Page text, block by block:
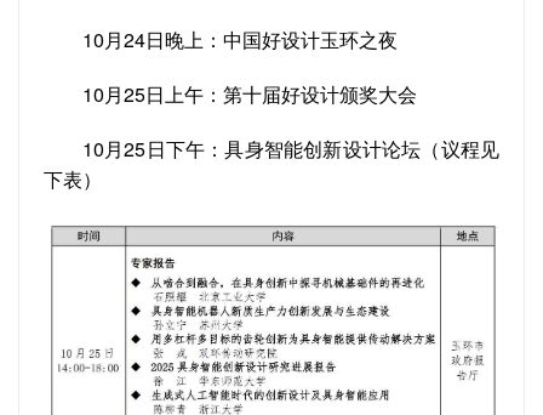
10月24日晚上：中国好设计玉环之夜
10月25日上午：第十届好设计颁奖大会
10月25日下午：具身智能创新设计论坛（议程见
下表）